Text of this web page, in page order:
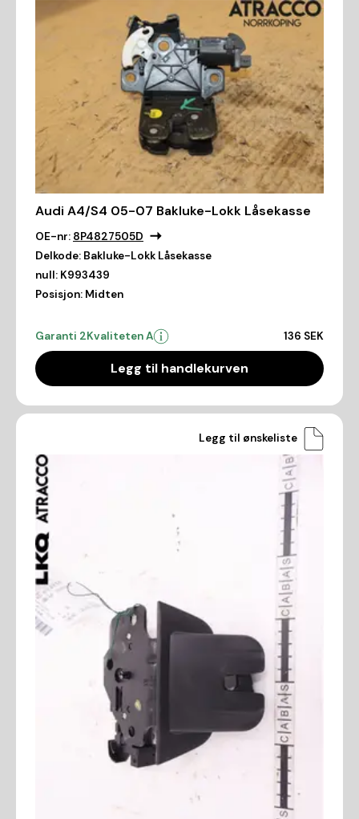
Audi A4/S4 05-07 Bakluke-Lokk Låsekasse
OE-nr: 8P4827505D
Delkode: Bakluke-Lokk Låsekasse
null: K993439
Posisjon: Midten
Garanti 2Kvaliteten A 136 SEK
Legg til handlekurven
Legg til ønskeliste